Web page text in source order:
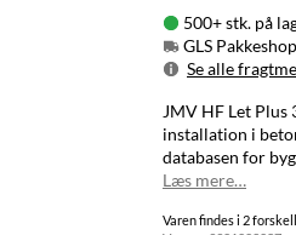
500+ stk. på
GLS
Se alle
Metode
GLS Pakkeshop
GLS
Hjemmelevering
Click&Collect i
JMV HF Let
installation i
databasen for
Læs mere…
Varen findes i 2